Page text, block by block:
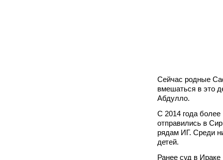
Сейчас родные
вмешаться в это
Абдулло.
С 2014 года более
отправились в
рядам ИГ. Среди
детей.
Ранее суд в Ираке